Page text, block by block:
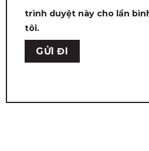
trình duyệt này cho lần
tôi.